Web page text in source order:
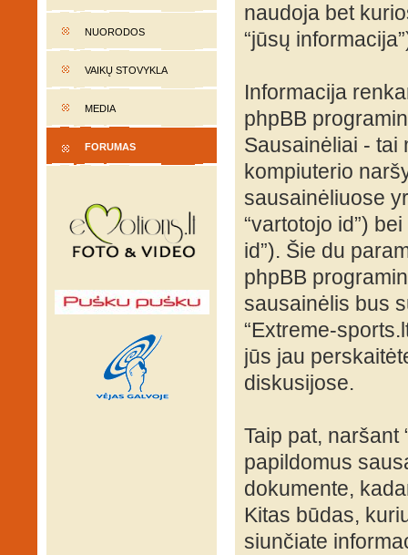
NUORODOS
VAIKŲ STOVYKLA
MEDIA
FORUMAS
naudoja bet
“jūsų
Informacija
phpBB
Sausainėliai - tai
kompiuterio
sausainėliuose
“vartotojo id”)
id”). Šie du
phpBB
sausainėlis bus
“Extreme-
jūs jau
diskusijose.
Taip pat, naršant
papildomus
dokumente,
Kitas būdas,
siunčiate